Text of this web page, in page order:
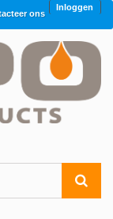
Inloggen
ons